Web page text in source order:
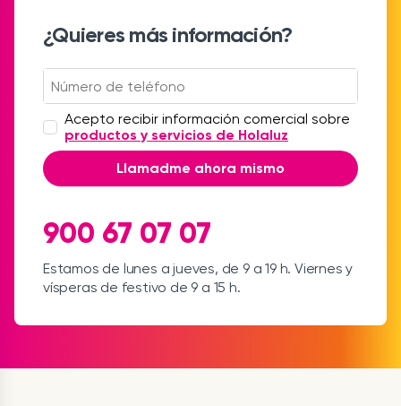
¿Quieres más información?
Acepto recibir información comercial sobre
productos y servicios de Holaluz
Llamadme ahora mismo
900 67 07 07
Estamos de lunes a jueves, de 9 a 19 h. Viernes y
vísperas de festivo de 9 a 15 h.